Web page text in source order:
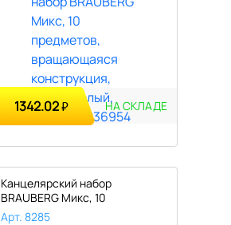
1342.02₽ НА СКЛАДЕ
Канцелярский набор
BRAUBERG Микс, 10
предметов, вращающ..
Арт. 8285